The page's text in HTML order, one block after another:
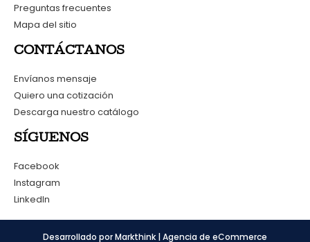
Preguntas frecuentes
Mapa del sitio
CONTÁCTANOS
Envíanos mensaje
Quiero una cotización
Descarga nuestro catálogo
SÍGUENOS
Facebook
Instagram
LinkedIn
Desarrollado por Markthink | Agencia de eCommerce